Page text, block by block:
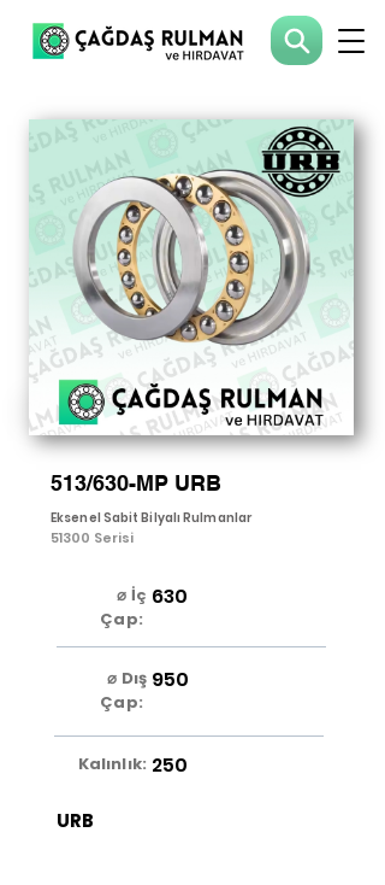
513/630-MP URB
Eksenel Sabit Bilyalı Rulmanlar
51300 Serisi
⌀ İç
Çap:
630
⌀ Dış
Çap:
950
Kalınlık: 250
URB